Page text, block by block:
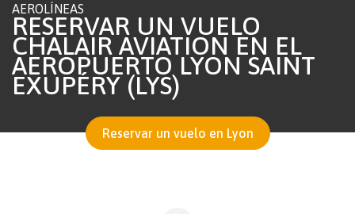
AEROLÍNEAS
RESERVAR UN VUELO
CHALAIR AVIATION EN EL
AEROPUERTO LYON SAINT
EXUPÉRY (LYS)
Reservar un vuelo en Lyon